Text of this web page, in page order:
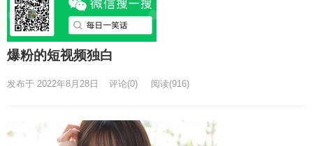
爆粉的短视频独白
发布于 2022年8月28日 评论(0) 阅读(916)